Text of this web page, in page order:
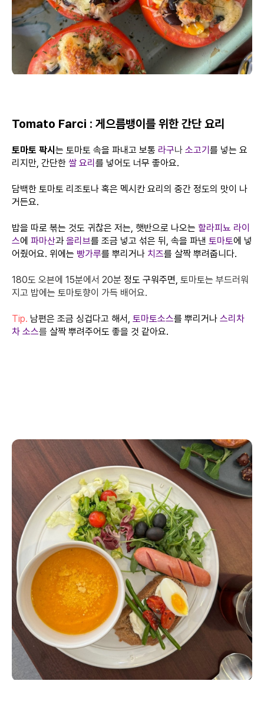
Tomato Farci : 게으름뱅이를 위한 간단 요리
토마토 팍시 는 토마토 속을 파내고 보통 라구나 소고기를 넣는 요
리지만, 간단한 쌀 요리 를 넣어도 너무 좋아요.
담백한 토마토 리조토나 혹은 멕시칸 요리의 중간 정도의 맛이 나
거든요.
밥을 따로 볶는 것도 귀찮은 저는, 햇반으로 나오는 할라피뇨 라이
스에 파마산과올리브를 조금 넣고 섞은 뒤, 속을 파낸 토마토에 넣
어줬어요. 위에는 빵가루를 뿌리거나 치즈를 살짝 뿌려줍니다.
180도 오븐에 15분에서 20분 정도 구워주면, 토마토는 부드러워
지고 밥에는 토마토향이 가득 배어요.
Tip. 남편은 조금 싱겁다고 해서, 토마토소스를 뿌리거나 스리차
차 소스를 살짝 뿌려주어도 좋을 것 같아요.